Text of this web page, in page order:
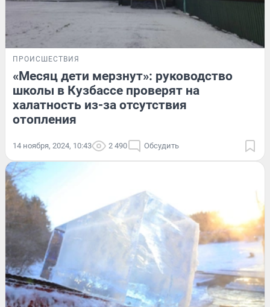
ПРОИСШЕСТВИЯ
«Месяц дети мерзнут»: руководство
школы в Кузбассе проверят на
халатность из-за отсутствия
отопления
14 ноября, 2024, 10:43 2 490 Обсудить